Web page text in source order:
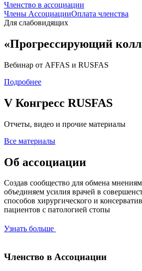
Членство в ассоциации
Члены АссоциацииОплата членства
Для слабовидящих
«Прогрессирующий
Вебинар от AFFAS и RUSFAS
Подробнее
V Конгресс RUSFAS
Отчеты, видео и прочие материалы
Все материалы
Об ассоциации
Создав сообщество для обмена
объединяем усилия врачей в
способов хирургического и
пациентов с патологией стопы
Узнать больше
Членство в Ассоциации